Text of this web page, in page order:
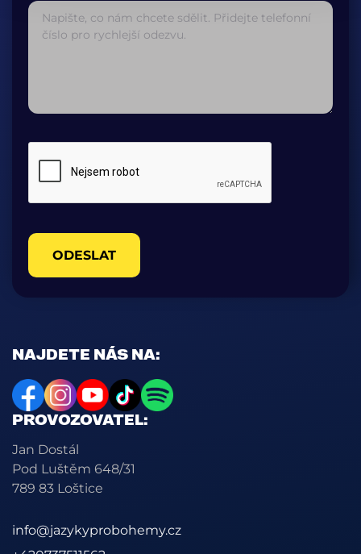
NAJDETE NÁS NA:
PROVOZOVATEL:
Jan Dostál
Pod Luštěm 648/31
789 83 Loštice
info@jazykyprobohemy.cz
ODESLAT